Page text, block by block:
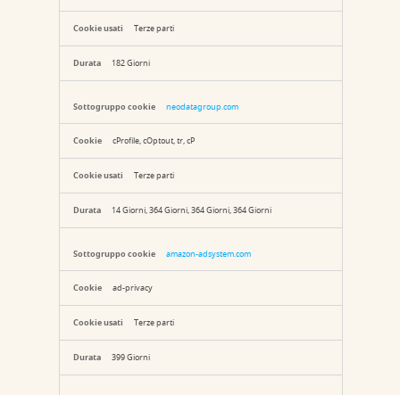
Terze parti
182 Giorni
neodatagroup.com
cProfile, cOptout, tr, cP
Terze parti
14 Giorni, 364 Giorni, 364 Giorni, 364 Giorni
amazon-adsystem.com
ad-privacy
Terze parti
399 Giorni